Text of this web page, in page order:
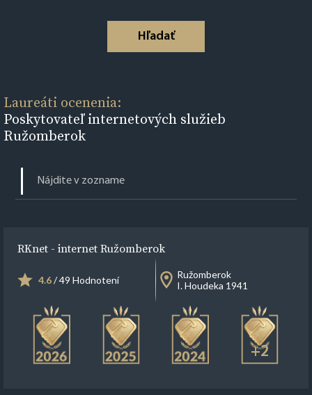
Hľadať
Laureáti ocenenia:
Poskytovateľ internetových služieb
Ružomberok
RKnet - internet Ružomberok
4.6/ 49 Hodnotení
Ružomberok
I. Houdeka 1941
+2